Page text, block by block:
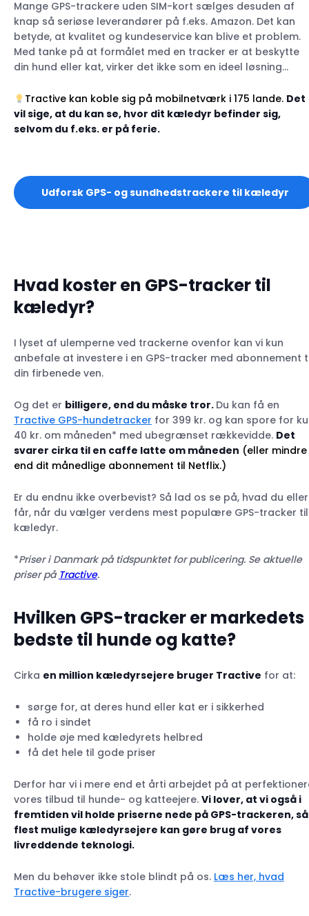
Mange GPS-trackere uden SIM-kort sælges desuden af
knap så seriøse leverandører på f.eks. Amazon. Det kan
betyde, at kvalitet og kundeservice kan blive et problem.
Med tanke på at formålet med en tracker er at beskytte
din hund eller kat, virker det ikke som en ideel løsning…
Tractive kan koble sig på mobilnetværk i 175 lande. Det
vil sige, at du kan se, hvor dit kæledyr befinder sig,
selvom du f.eks. er på ferie.
Udforsk GPS- og sundhedstrackere til kæledyr
Hvad koster en GPS-tracker til
kæledyr?
I lyset af ulemperne ved trackerne ovenfor kan vi kun
anbefale at investere i en GPS-tracker med abonnement
din firbenede ven.
Og det er billigere, end du måske tror. Du kan få en
Tractive GPS-hundetracker for 399 kr. og kan spore for
40 kr. om måneden* med ubegrænset rækkevidde. Det
svarer cirka til en caffe latte om måneden (eller mindre
end dit månedlige abonnement til Netflix.)
Er du endnu ikke overbevist? Så lad os se på, hvad du
får, når du vælger verdens mest populære GPS-tracker til
kæledyr.
*Priser i Danmark på tidspunktet for publicering. Se aktuelle
priser på Tractive.
Hvilken GPS-tracker er markedets
bedste til hunde og katte?
Cirka en million kæledyrsejere bruger Tractive for at:
sørge for, at deres hund eller kat er i sikkerhed
få ro i sindet
holde øje med kæledyrets helbred
få det hele til gode priser
Derfor har vi i mere end et årti arbejdet på at
vores tilbud til hunde- og katteejere. Vi lover, at vi også i
fremtiden vil holde priserne nede på GPS-trackeren, så
flest mulige kæledyrsejere kan gøre brug af vores
livreddende teknologi.
Men du behøver ikke stole blindt på os. Læs her, hvad
Tractive-brugere siger.